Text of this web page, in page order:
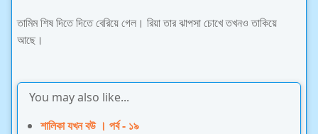
তামিম শিষ দিতে দিতে বেরিয়ে গেল। রিয়া তার ঝাপসা চোখে তখনও তাকিয়ে
আছে।
You may also like...
শালিকা যখন বউ । পর্ব - ১৯